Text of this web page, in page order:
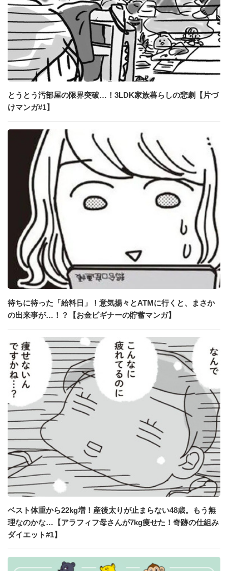
とうとう汚部屋の限界突破…！3LDK家族暮らしの悲劇【片づ
けマンガ#1】
待ちに待った「給料日」！意気揚々とATMに行くと、まさか
の出来事が…！？【お金ビギナーの貯蓄マンガ】
ベスト体重から22kg増！産後太りが止まらない48歳。もう無
理なのかな…【アラフィフ母さんが7kg痩せた！奇跡の仕組み
ダイエット#1】